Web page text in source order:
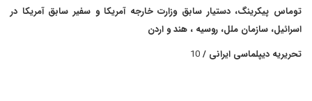
توماس پیکرینگ، دستیار سابق وزارت خارجه آمریکا و سفیر سابق آمریکا در
اسرائیل، سازمان ملل، روسیه ، هند و اردن
تحریریه دیپلماسی ایرانی /10